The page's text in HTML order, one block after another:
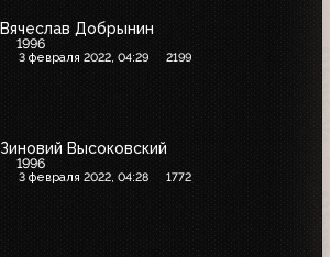
Вячеслав Добрынин
1996
3 февраля 2022, 04:29 2199
Зиновий Высоковский
1996
3 февраля 2022, 04:28 1772